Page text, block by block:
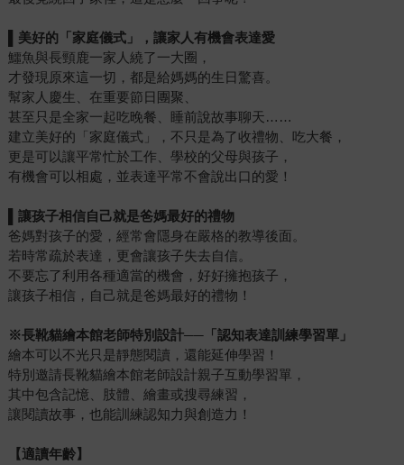
美好的「家庭儀式」，讓家人有機會表達愛
鱷魚與長頸鹿一家人繞了一大圈，
才發現原來這一切，都是給媽媽的生日驚喜。
幫家人慶生、在重要節日團聚、
甚至只是全家一起吃晚餐、睡前說故事聊天……
建立美好的「家庭儀式」，不只是為了收禮物、吃大餐，
更是可以讓平常忙於工作、學校的父母與孩子，
有機會可以相處，並表達平常不會說出口的愛！
讓孩子相信自己就是爸媽最好的禮物
爸媽對孩子的愛，經常會隱身在嚴格的教導後面。
若時常疏於表達，更會讓孩子失去自信。
不要忘了利用各種適當的機會，好好擁抱孩子，
讓孩子相信，自己就是爸媽最好的禮物！
※長靴貓繪本館老師特別設計──「認知表達訓練學習單」
繪本可以不光只是靜態閱讀，還能延伸學習！
特別邀請長靴貓繪本館老師設計親子互動學習單，
其中包含記憶、肢體、繪畫或搜尋練習，
讓閱讀故事，也能訓練認知力與創造力！
【適讀年齡】